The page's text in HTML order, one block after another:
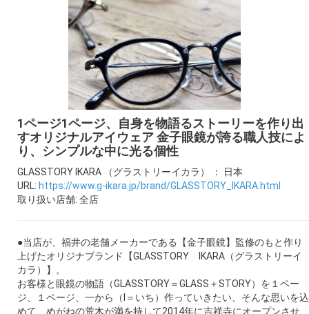
お客さまの声
採用
1ページ1ページ、自身を物語るストーリーを作り出
すオリジナルアイウェア 金子眼鏡が誇る職人技によ
り、シンプルな中に光る個性
GLASSTORY IKARA （グラストリーイカラ） ： 日本
URL: https://www.g-ikara.jp/brand/GLASSTORY_IKARA.html
取り扱い店舗: 全店
●当店が、福井の老舗メーカーである【金子眼鏡】監修のもと作り
上げたオリジナブランド【GLASSTORY IKARA（グラストリーイ
カラ）】。
お客様と眼鏡の物語（GLASSTORY＝GLASS＋STORY）を１ペー
ジ、１ページ、一から（I＝いち）作っていきたい、そんな思いを込
めて、めがねの荒木が満を持して2014年に吉祥寺にオープンさせ